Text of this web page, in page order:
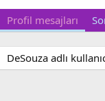
Profil mesajları
DeSouza adlı